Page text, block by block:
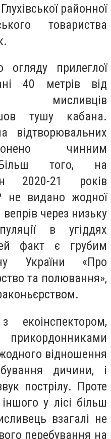
районної
товариства
огляду прилеглої
40 метрів від
мисливців
тушу кабана.
відтворювальних
чинним
Більш того, на
2020-21 років
не видано жодної
вепрів через низьку
в угіддях
факт є грубим
України «Про
та полювання»,
відношення
дичини, і
пострілу. Проте
у лісі більш
взагалі не
перебування на